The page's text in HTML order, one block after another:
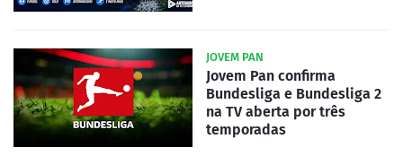
JOVEM PAN
Jovem Pan confirma
Bundesliga e Bundesliga 2
na TV aberta por três
temporadas